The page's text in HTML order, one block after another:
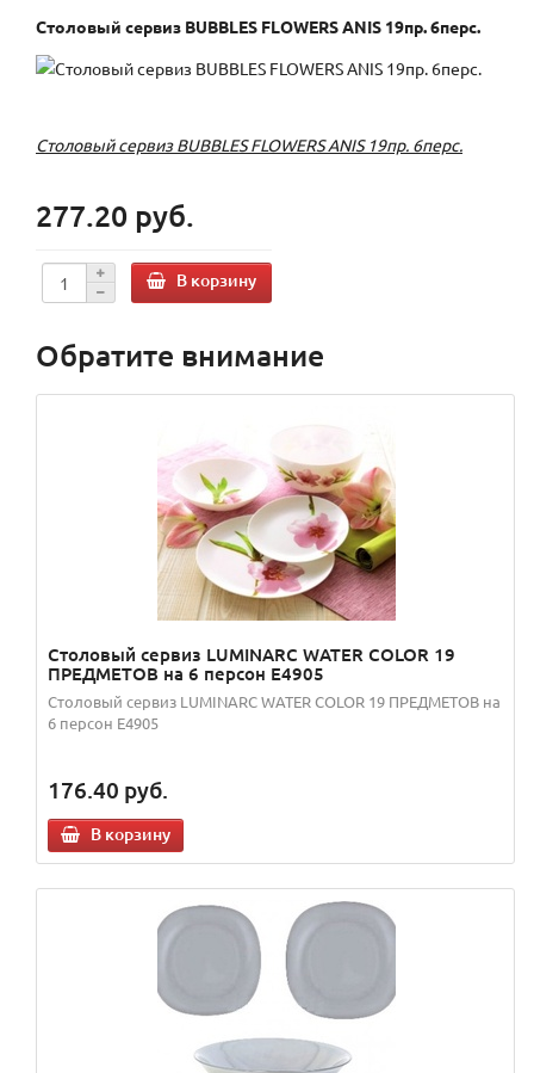
Столовый сервиз BUBBLES FLOWERS ANIS 19пр. 6перс.
Столовый сервиз BUBBLES FLOWERS ANIS 19пр. 6перс.
277.20 руб.
В корзину
Обратите внимание
Столовый сервиз LUMINARC WATER COLOR 19
ПРЕДМЕТОВ на 6 персон Е4905
Столовый сервиз LUMINARC WATER COLOR 19 ПРЕДМЕТОВ на
6 персон Е4905
176.40 руб.
В корзину